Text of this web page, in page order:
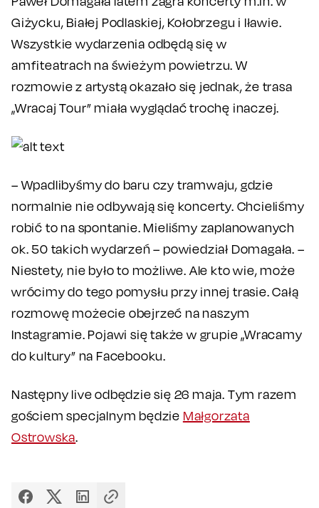
Giżycku, Białej Podlaskiej, Kołobrzegu i Iławie.
Wszystkie wydarzenia odbędą się w
amfiteatrach na świeżym powietrzu. W
rozmowie z artystą okazało się jednak, że trasa
„Wracaj Tour” miała wyglądać trochę inaczej.
– Wpadlibyśmy do baru czy tramwaju, gdzie
normalnie nie odbywają się koncerty. Chcieliśmy
robić to na spontanie. Mieliśmy zaplanowanych
ok. 50 takich wydarzeń – powiedział Domagała. –
Niestety, nie było to możliwe. Ale kto wie, może
wrócimy do tego pomysłu przy innej trasie. Całą
rozmowę możecie obejrzeć na naszym
Instagramie. Pojawi się także w grupie „Wracamy
do kultury” na Facebooku.
Następny live odbędzie się 26 maja. Tym razem
gościem specjalnym będzie Małgorzata
Ostrowska.